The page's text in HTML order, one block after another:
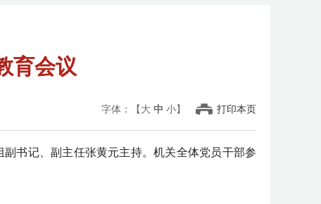
育会议
字体：【大 中 小】 打印本页
书记、副主任张黄元主持。机关全体党员干部参